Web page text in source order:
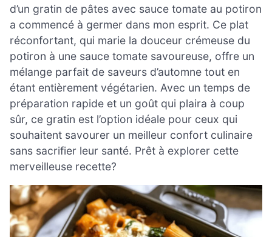
d’un gratin de pâtes avec sauce tomate au potiron
a commencé à germer dans mon esprit. Ce plat
réconfortant, qui marie la douceur crémeuse du
potiron à une sauce tomate savoureuse, offre un
mélange parfait de saveurs d’automne tout en
étant entièrement végétarien. Avec un temps de
préparation rapide et un goût qui plaira à coup
sûr, ce gratin est l’option idéale pour ceux qui
souhaitent savourer un meilleur confort culinaire
sans sacrifier leur santé. Prêt à explorer cette
merveilleuse recette?